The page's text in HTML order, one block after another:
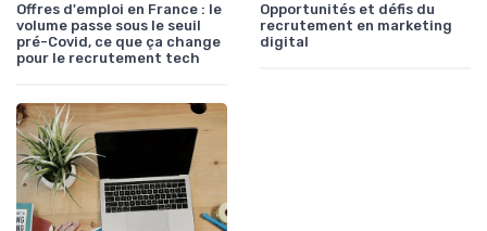
Offres d'emploi en France : le
volume passe sous le seuil
pré-Covid, ce que ça change
pour le recrutement tech
Opportunités et défis du
recrutement en marketing
digital